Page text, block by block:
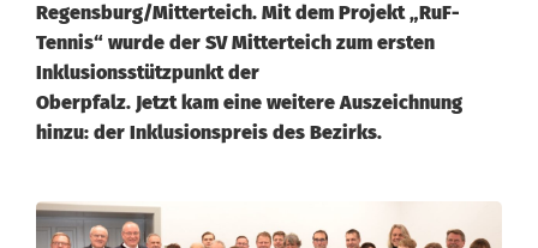
Regensburg/Mitterteich. Mit dem Projekt „RuF-
Tennis“ wurde der SV Mitterteich zum ersten
Inklusionsstützpunkt der
Oberpfalz. Jetzt kam eine weitere Auszeichnung
hinzu: der Inklusionspreis des Bezirks.
I